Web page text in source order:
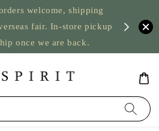
welcome, shipping
fair. In-store pickup
once we are back.
US